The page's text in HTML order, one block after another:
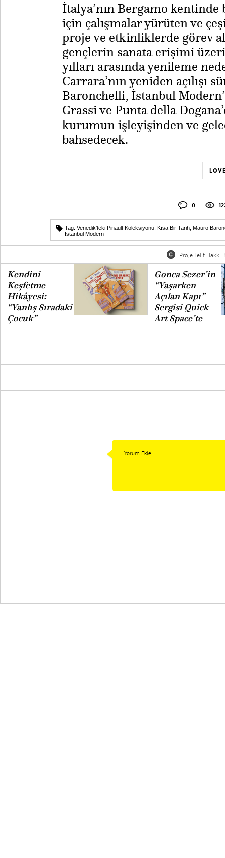
​İtalya’nın Bergamo
için çalışmalar yürüten ve
proje ve etkinliklerde görev
gençlerin sanata erişimi
yılları arasında yenileme
Carrara’nın yeniden açılışı
Baronchelli, İstanbul
Grassi ve Punta della
kurumun işleyişinden ve
bahsedecek.
0
Tag: Venedik’teki Pinault Koleksiyonu: Kısa Bir Tarih Mauro
İstanbul Modern
Proje Telif Hakkı
Kendini
Keşfetme
Hikâyesi:
“Yanlış Sıradaki
Çocuk”
Gonca Sezer’in
“Yaşarken
Açılan Kapı”
Sergisi Quick
Art Space’te